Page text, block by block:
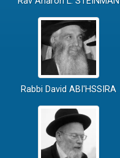
Rabbi David ABI'HSSIRA